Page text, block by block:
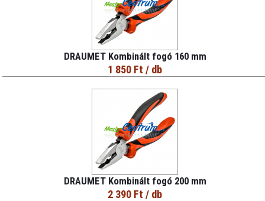
DRAUMET Kombinált fogó 160 mm
1 850 Ft / db
DRAUMET Kombinált fogó 200 mm
2 390 Ft / db